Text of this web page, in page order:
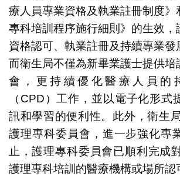
療人員專業資格及執業註冊制度》
專科培訓程序施行細則》的生效，
資格認可、執業註冊及持續專業發
而衛生局不僅為新畢業護士提供培
會，更持續優化醫療人員的
（CPD）工作，並以電子化形式
訊和學習的便利性。此外，衛生
護理專科委員會，進一步強化專
止，護理專科委員會已順利完成
護理專科培訓的醫療機構或場所認